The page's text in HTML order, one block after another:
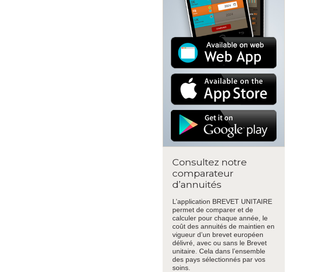
Consultez notre
comparateur
d’annuités
L’application BREVET UNITAIRE
permet de comparer et de
calculer pour chaque année, le
coût des annuités de maintien en
vigueur d’un brevet européen
délivré, avec ou sans le Brevet
unitaire. Cela dans l’ensemble
des pays sélectionnés par vos
soins.